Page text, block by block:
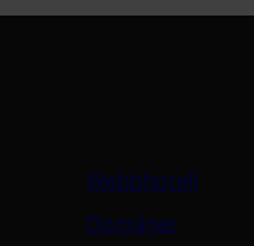
Webbhotell
Domäner